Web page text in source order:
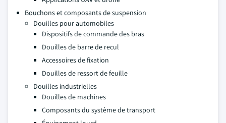
Bouchons et composants de suspension
Douilles pour automobiles
Dispositifs de commande des bras
Douilles de barre de recul
Accessoires de fixation
Douilles de ressort de feuille
Douilles industrielles
Douilles de machines
Composants du système de transport